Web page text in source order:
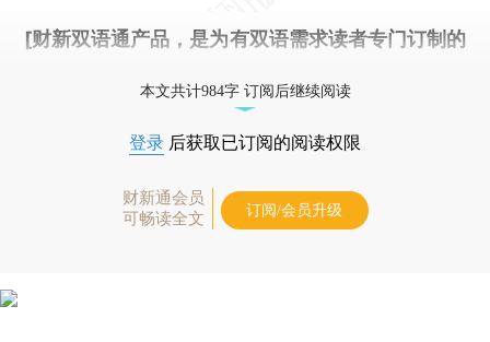
[财新双语通产品，是为有双语需求读者专门订制的
本文共计984字 订阅后继续阅读
登录 后获取已订阅的阅读权限
财新通会员
可畅读全文
订阅/会员升级